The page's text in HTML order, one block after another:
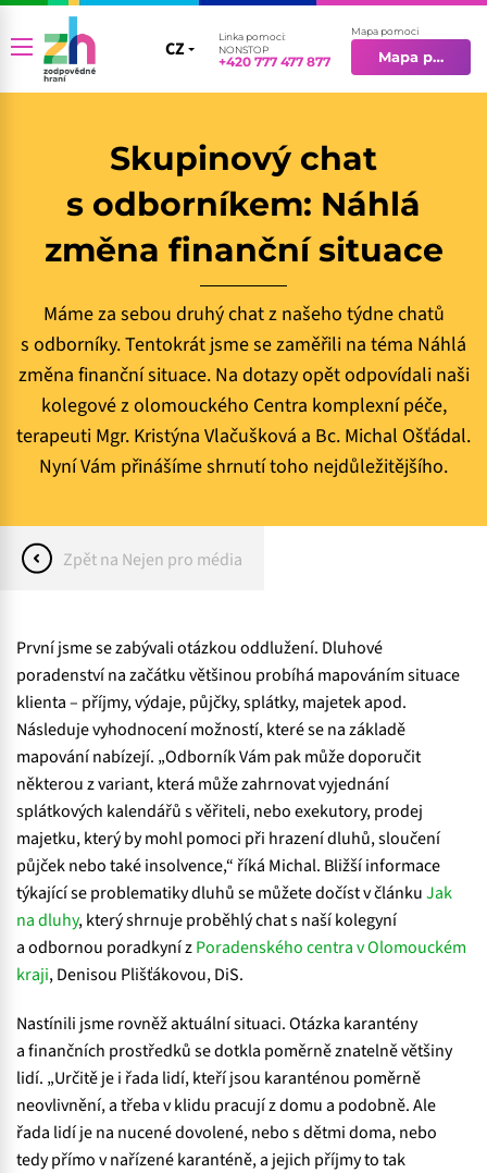
CZ
CZ
Linka pomoci:
NONSTOP
+420 777 477 877
Mapa pomoci
Mapa pomoci
Skupinový chat
s odborníkem: Náhlá
změna finanční situace
Máme za sebou druhý chat z našeho týdne chatů
s odborníky. Tentokrát jsme se zaměřili na téma Náhlá
změna finanční situace. Na dotazy opět odpovídali naši
kolegové z olomouckého Centra komplexní péče,
terapeuti Mgr. Kristýna Vlačušková a Bc. Michal Ošťádal.
Nyní Vám přinášíme shrnutí toho nejdůležitějšího.
Zpět na Nejen pro média
První jsme se zabývali otázkou oddlužení. Dluhové
poradenství na začátku většinou probíhá mapováním situace
klienta – příjmy, výdaje, půjčky, splátky, majetek apod.
Následuje vyhodnocení možností, které se na základě
mapování nabízejí. „Odborník Vám pak může doporučit
některou z variant, která může zahrnovat vyjednání
splátkových kalendářů s věřiteli, nebo exekutory, prodej
majetku, který by mohl pomoci při hrazení dluhů, sloučení
půjček nebo také insolvence,“ říká Michal. Bližší informace
týkající se problematiky dluhů se můžete dočíst v článkuJak
na dluhy, který shrnuje proběhlý chat s naší kolegyní
a odbornou poradkyní zPoradenského centra v Olomouckém
kraji, Denisou Plišťákovou, DiS.
Nastínili jsme rovněž aktuální situaci. Otázka karantény
a finančních prostředků se dotkla poměrně znatelně většiny
lidí. „Určitě je i řada lidí, kteří jsou karanténou poměrně
neovlivnění, a třeba v klidu pracují z domu a podobně. Ale
řada lidí je na nucené dovolené, nebo s dětmi doma, nebo
tedy přímo v nařízené karanténě, a jejich příjmy to tak